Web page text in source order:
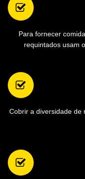
Para fornecer
requintados usam
Cobrir a diversidade de